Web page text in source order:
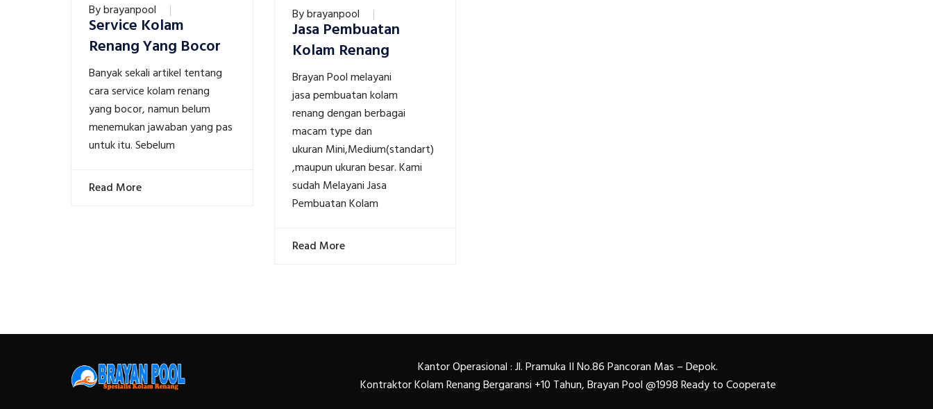
Bybrayanpool
Service Kolam
Renang Yang Bocor
Banyak sekali artikel tentang
cara service kolam renang
yang bocor, namun belum
menemukan jawaban yang pas
untuk itu. Sebelum
Read More
Bybrayanpool
Jasa Pembuatan
Kolam Renang
Brayan Pool melayani
jasa pembuatan kolam
renang dengan berbagai
macam type dan
ukuran Mini,Medium(standart)
,maupun ukuran besar. Kami
sudah Melayani Jasa
Pembuatan Kolam
Read More
Kantor Operasional : Jl. Pramuka II No.86 Pancoran Mas – Depok.
Kontraktor Kolam Renang Bergaransi +10 Tahun, Brayan Pool @1998 Ready to Cooperate